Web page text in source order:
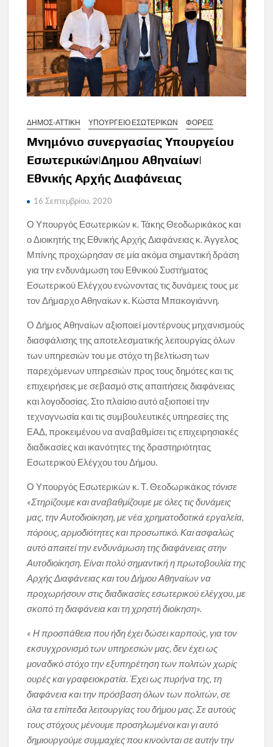
ΔΗΜΟΣ-ΑΤΤΙΚΗ ΥΠΟΥΡΓΕΙΟ ΕΣΩΤΕΡΙΚΩΝ ΦΟΡΕΙΣ
Μνημόνιο συνεργασίας Υπουργείου
Εσωτερικών|Δημου Αθηναίων|
Εθνικής Αρχής Διαφάνειας
16 Σεπτεμβρίου, 2020
Ο Υπουργός Εσωτερικών κ. Τάκης Θεοδωρικάκος και
ο Διοικητής της Εθνικής Αρχής Διαφάνειας κ. Άγγελος
Μπίνης προχώρησαν σε μία ακόμα σημαντική δράση
για την ενδυνάμωση του Εθνικού Συστήματος
Εσωτερικού Ελέγχου ενώνοντας τις δυνάμεις τους με
τον Δήμαρχο Αθηναίων κ. Κώστα Μπακογιάννη.
Ο Δήμος Αθηναίων αξιοποιεί μοντέρνους μηχανισμούς
διασφάλισης της αποτελεσματικής λειτουργίας όλων
των υπηρεσιών του με στόχο τη βελτίωση των
παρεχόμενων υπηρεσιών προς τους δημότες και τις
επιχειρήσεις με σεβασμό στις απαιτήσεις διαφάνειας
και λογοδοσίας. Στο πλαίσιο αυτό αξιοποιεί την
τεχνογνωσία και τις συμβουλευτικές υπηρεσίες της
ΕΑΔ, προκειμένου να αναβαθμίσει τις επιχειρησιακές
διαδικασίες και ικανότητες της δραστηριότητας
Εσωτερικού Ελέγχου του Δήμου.
Ο Υπουργός Εσωτερικών κ. Τ. Θεοδωρικάκοςτόνισε
«Στηρίζουμε και αναβαθμίζουμε με όλες τις δυνάμεις
μας, την Αυτοδιοίκηση, με νέα χρηματοδοτικά εργαλεία,
πόρους, αρμοδιότητες και προσωπικό. Και ασφαλώς
αυτό απαιτεί την ενδυνάμωση της διαφάνειας στην
Αυτοδιοίκηση. Είναι πολύ σημαντική η πρωτοβουλία της
Αρχής Διαφάνειας και του Δήμου Αθηναίων να
προχωρήσουν στις διαδικασίες εσωτερικού ελέγχου, με
σκοπό τη διαφάνεια και τη χρηστή διοίκηση».
« Η προσπάθεια που ήδη έχει δώσει καρπούς, για τον
εκσυγχρονισμό των υπηρεσιών μας, δεν έχει ως
μοναδικό στόχο την εξυπηρέτηση των πολιτών χωρίς
ουρές και γραφειοκρατία. Έχει ως πυρήνα της, τη
διαφάνεια και την πρόσβαση όλων των πολιτών, σε
όλα τα επίπεδα λειτουργίας του δήμου μας. Σε αυτούς
τους στόχους μένουμε προσηλωμένοι και γι αυτό
δημιουργούμε συμμαχίες που κινούνται σε αυτήν την